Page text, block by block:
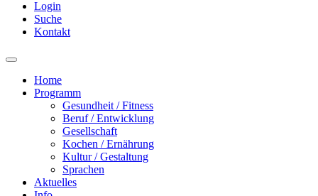
Login
Suche
Kontakt
Home
Programm
Gesundheit / Fitness
Beruf / Entwicklung
Gesellschaft
Kochen / Ernährung
Kultur / Gestaltung
Sprachen
Aktuelles